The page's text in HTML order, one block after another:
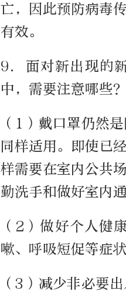
亡，因此预防病毒
有效。
9. 面对新出现的
中，需要注意哪些？
（1）戴口罩仍然
同样适用。即使已
样需要在室内公共
勤洗手和做好室内通
（2）做好个人健
嗽、呼吸短促等症
（3）减少非必要